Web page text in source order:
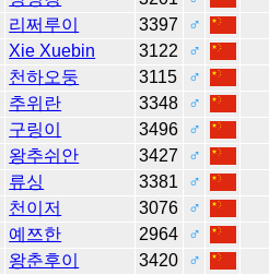
리쩌루이 3397
♂
Xie Xuebin 3122
♂
천하오둥 3115
♂
추위란 3348
♂
구링이 3496
♂
왕추쉬안 3427
♂
류싱 3381
♂
천이저 3076
♂
예쯔한 2964
♂
왕춘후이 3420
♂